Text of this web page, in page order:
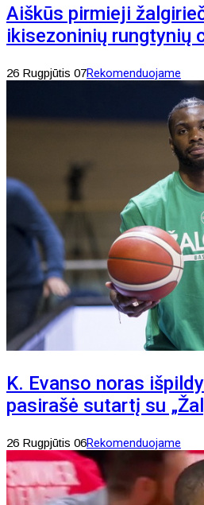
Aiškūs pirmieji
ikisezoninių rungtynių
26 Rugpjūtis 07Rekomenduojame
K. Evanso noras
pasirašė sutartį su
26 Rugpjūtis 06Rekomenduojame